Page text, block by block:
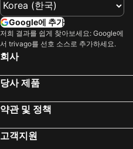
Hotel Remy (Adult Hotel)
Chikumasou
Business Suncity Ichigokan
민슈쿠 후지
Little Okawood
타쿠아
Google에 추가
저희 결과를 쉽게 찾아보세요: Google에
서 trivago를 선호 소스로 추가하세요.
회사
당사 제품
약관 및 정책
고객지원